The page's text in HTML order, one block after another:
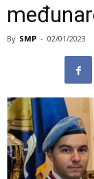
By SMP - 02/01/2023